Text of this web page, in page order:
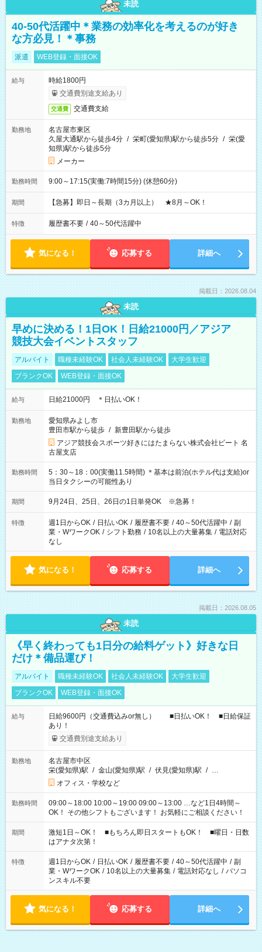
未読
40-50代活躍中＊業務の効率化を考えるのが好き
な方必見！＊事務
派遣 WEB登録・面接OK
給与
時給1800円
交通費別途支給あり
交通費 交通費支給
勤務地
名古屋市東区
久屋大通駅から徒歩4分 / 栄町(愛知県)駅から徒歩5分 / 栄(愛
知県)駅から徒歩5分
メーカー
勤務時間 9:00～17:15(実働:7時間15分) (休憩60分)
期間 【急募】即日～長期（3カ月以上） ★8月～OK！
特徴 履歴書不要 / 40～50代活躍中
気になる！ 応募する 詳細へ
掲載日：2026.08.04
未読
早めに決める！1日OK！日給21000円／アジア
競技大会イベントスタッフ
アルバイト 職種未経験OK 社会人未経験OK
大学生歓迎
ブランクOK
WEB登録・面接OK
給与 日給21000円 ＊日払いOK！
勤務地
愛知県みよし市
豊田市駅から徒歩 / 新豊田駅から徒歩
アジア競技会スポーツ好きにはたまらない株式会社ビート 名
古屋支店
勤務時間
5：30～18：00(実働11.5時間) ＊基本は前泊(ホテル代は支給)or
当日タクシーの可能性あり
期間 9月24日、25日、26日の1日単発OK ※急募！
特徴 週1日からOK / 日払いOK / 履歴書不要 / 40～50代活躍中 / 副
業・WワークOK / シフト勤務 / 10名以上の大量募集 / 電話対応
なし
気になる！ 応募する 詳細へ
掲載日：2026.08.05
未読
《早く終わっても1日分の給料ゲット》好きな日
だけ＊備品運び！
アルバイト 職種未経験OK 社会人未経験OK
大学生歓迎
ブランクOK
WEB登録・面接OK
給与
日給9600円（交通費込みor無し） ■日払いOK！ ■日給保証
あり！
交通費別途支給あり
勤務地
名古屋市中区
栄(愛知県)駅 / 金山(愛知県)駅 / 伏見(愛知県)駅 / …
オフィス・学校など
勤務時間
09:00～18:00 10:00～19:00 09:00～13:00 …など1日4時間～
OK！ その他シフトもございます！ お気軽にご相談ください！
期間
激短1日～OK！ ■もちろん即日スタートもOK！ ■曜日・日数
はアナタ次第！
特徴 週1日からOK / 日払いOK / 履歴書不要 / 40～50代活躍中 / 副
業・WワークOK / 10名以上の大量募集 / 電話対応なし / パソコ
ンスキル不要
気になる！ 応募する 詳細へ